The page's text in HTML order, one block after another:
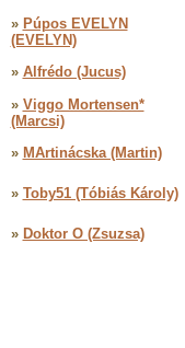
» Púpos EVELYN
(EVELYN)
» Alfrédo (Jucus)
» Viggo Mortensen*
(Marcsi)
» MArtinácska (Martin)
» Toby51 (Tóbiás Károly)
» Doktor O (Zsuzsa)